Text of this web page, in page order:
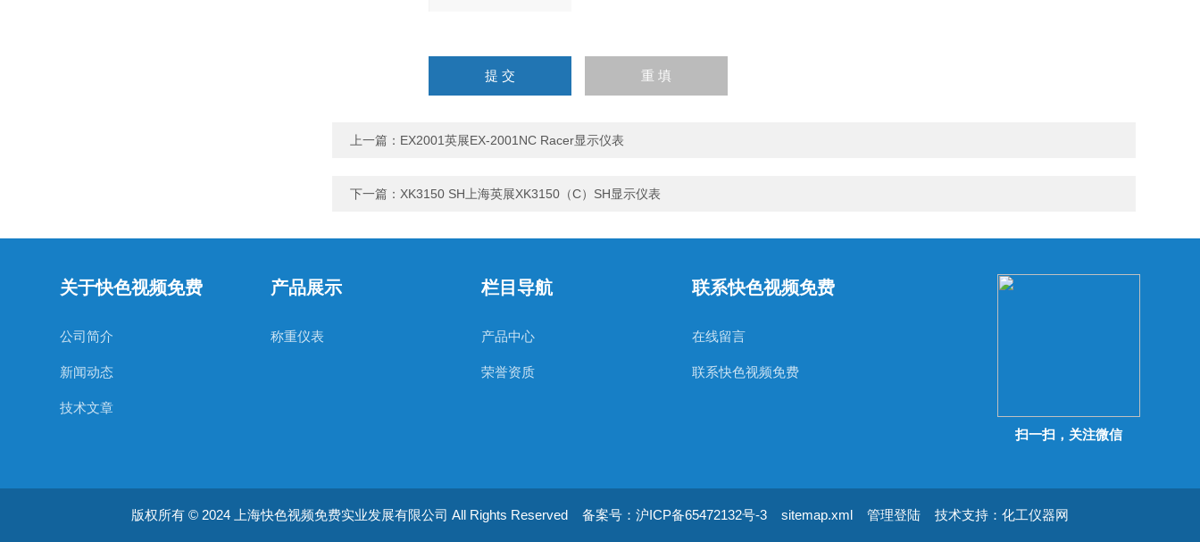
入
计算结果（填写阿拉伯数
字），如：三加四=7
上一篇： EX2001英展EX-2001NC Racer显示仪表
下一篇： XK3150 SH上海英展XK3150（C）SH显示仪表
关于快色视频免费
公司简介
新闻动态
技术文章
产品展示
称重仪表
栏目导航
产品中心
荣誉资质
联系快色视频免费
在线留言
联系快色视频免费
扫一扫，关注微信
版权所有 © 2024 上海快色视频免费实业发展有限公司 All Rights Reserved 备案号：沪ICP备65472132号-3 sitemap.xml 管理登陆 技术支持： 化工仪器网